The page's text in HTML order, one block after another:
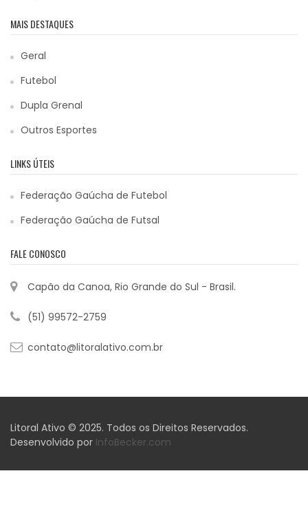
MAIS DESTAQUES
Geral
Futebol
Dupla Grenal
Outros Esportes
LINKS ÚTEIS
Federação Gaúcha de Futebol
Federação Gaúcha de Futsal
FALE CONOSCO
Capão da Canoa, Rio Grande do Sul - Brasil.
(51) 99572-2759
contato@litoralativo.com.br
Litoral Ativo © 2025. Todos os Direitos Reservados.
Desenvolvido por InfoBecker.com